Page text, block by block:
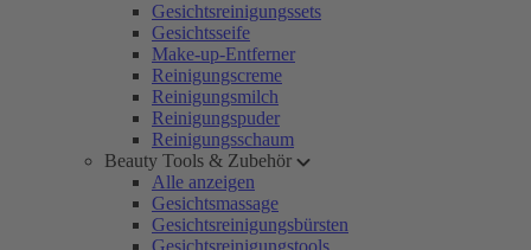
Gesichtsreinigungssets
Gesichtsseife
Make-up-Entferner
Reinigungscreme
Reinigungsmilch
Reinigungspuder
Reinigungsschaum
Beauty Tools & Zubehör
Alle anzeigen
Gesichtsmassage
Gesichtsreinigungsbürsten
Gesichtsreinigungstools